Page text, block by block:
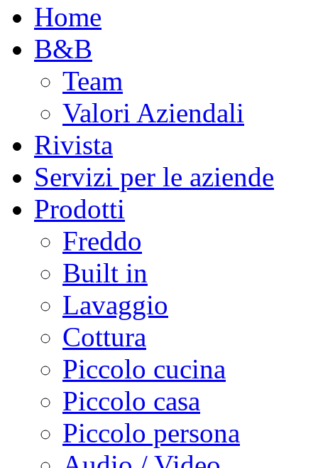
Home
B&B
Team
Valori Aziendali
Rivista
Servizi per le aziende
Prodotti
Freddo
Built in
Lavaggio
Cottura
Piccolo cucina
Piccolo casa
Piccolo persona